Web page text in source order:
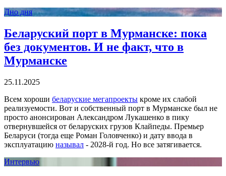
Дно дня
Беларуский порт в Мурманске: пока
без документов. И не факт, что в
Мурманске
25.11.2025
Всем хороши беларуские мегапроекты кроме их слабой
реализуемости. Вот и собственный порт в Мурманске был не
просто анонсирован Александром Лукашенко в пику
отвернувшейся от беларуских грузов Клайпеды. Премьер
Беларуси (тогда еще Роман Головченко) и дату ввода в
эксплуатацию называл - 2028-й год. Но все затягивается.
Интервью